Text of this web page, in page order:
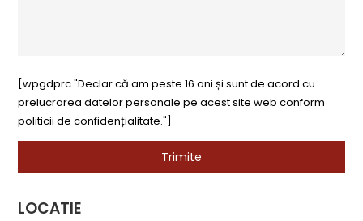
[wpgdprc "Declar că am peste 16 ani și sunt de acord cu
prelucrarea datelor personale pe acest site web conform
politicii de confidențialitate."]
LOCATIE